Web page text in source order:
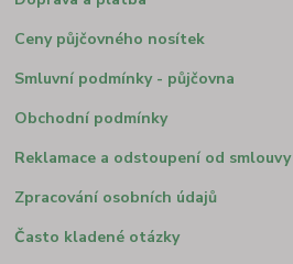
Ceny půjčovného nosítek
Smluvní podmínky - půjčovna
Obchodní podmínky
Reklamace a odstoupení od smlouvy
Zpracování osobních údajů
Často kladené otázky